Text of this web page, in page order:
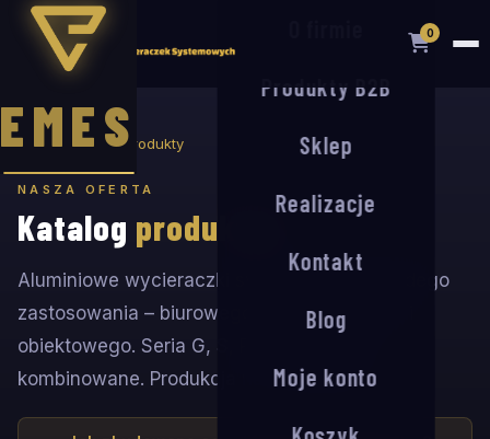
EMES
0
Produkty B2B
Sklep
Realizacje
Kontakt
Blog
Moje konto
Strona główna Produkty
NASZA OFERTA
Katalog produktów
Aluminiowe wycieraczki systemowe dla każdego
zastosowania – biurowego, przemysłowego i
obiektowego. Seria G, S, R oraz systemy
kombinowane. Produkcja na zamówienie.